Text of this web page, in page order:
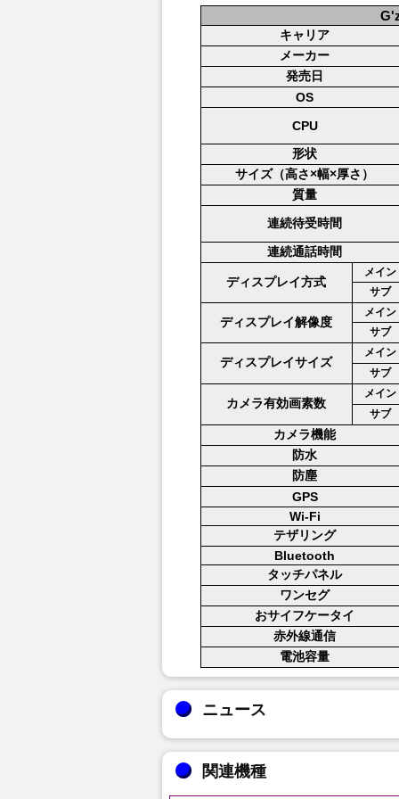
キャリア
メーカー
発売日
OS
CPU
形状
サイズ（高さ×幅×厚さ）
質量
連続待受時間
連続通話時間
ディスプレイ方式
メイン
サブ
ディスプレイ解像度
メイン
サブ
ディスプレイサイズ
メイン
サブ
カメラ有効画素数
メイン
サブ
カメラ機能
防水
防塵
GPS
Wi-Fi
テザリング
Bluetooth
タッチパネル
ワンセグ
おサイフケータイ
赤外線通信
電池容量
ニュース
関連機種